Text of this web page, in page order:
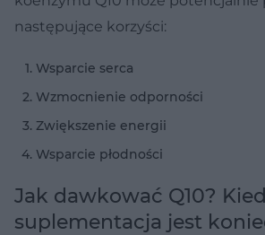
następujące korzyści:
Wsparcie serca
Wzmocnienie odporności
Zwiększenie energii
Wsparcie płodności
Jak dawkować Q10?
suplementacja jest